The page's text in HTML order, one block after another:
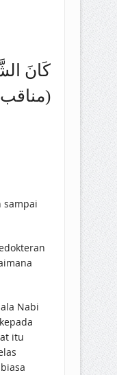
كَانَ
(مناقب
sampai
Nabi